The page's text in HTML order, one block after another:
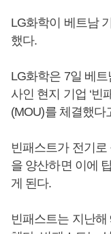
LG화학이 베트남
했다.
LG화학은 7일 베
사인 현지 기업 ‘빈
(MOU)를 체결했다
빈패스트가 전기
을 양산하면 이에
게 된다.
빈패스트는 지난